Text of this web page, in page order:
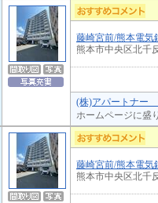
藤崎宮前/熊本電気
熊本市中央区北千
(株)アパートナー
ホームページに盛
藤崎宮前/熊本電気
熊本市中央区北千